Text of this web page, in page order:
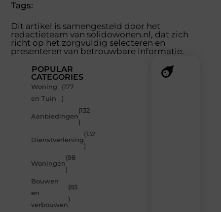
Tags:
Dit artikel is samengesteld door het
redactieteam van solidowonen.nl, dat zich
richt op het zorgvuldig selecteren en
presenteren van betrouwbare informatie.
POPULAR
CATEGORIES
Woning
en Tuin
(177
)
Aanbiedingen
(132
)
Dienstverlening
(132
)
Woningen
(98
)
Bouwen
en
verbouwen
(83
)